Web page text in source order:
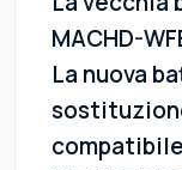
MACHD-
La nuova